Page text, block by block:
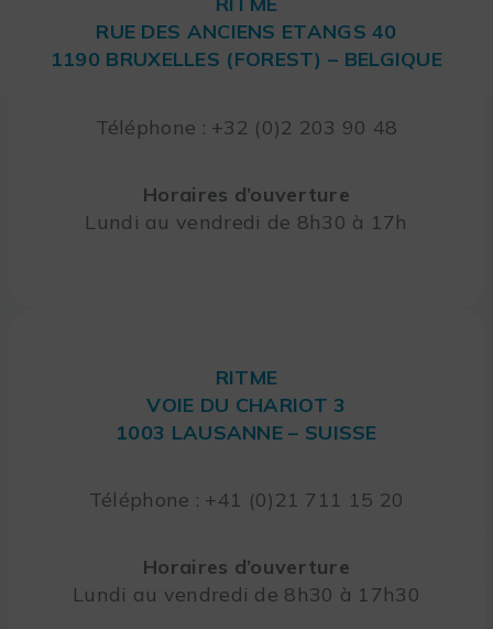
RUE DES ANCIENS ETANGS 40
1190 BRUXELLES (FOREST) – BELGIQUE
Téléphone : +32 (0)2 203 90 48
Horaires d’ouverture
Lundi au vendredi de 8h30 à 17h
RITME
VOIE DU CHARIOT 3
1003 LAUSANNE – SUISSE
Téléphone : +41 (0)21 711 15 20
Horaires d’ouverture
Lundi au vendredi de 8h30 à 17h30